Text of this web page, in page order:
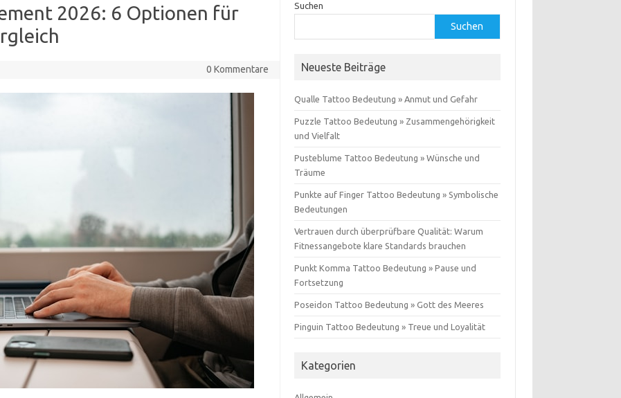
2026: 6 Optionen für
0 Kommentare
Suchen
Suchen
Neueste Beiträge
Qualle Tattoo Bedeutung » Anmut und Gefahr
Puzzle Tattoo Bedeutung » Zusammengehörigkeit
und Vielfalt
Pusteblume Tattoo Bedeutung » Wünsche und
Träume
Punkte auf Finger Tattoo Bedeutung » Symbolische
Bedeutungen
Vertrauen durch überprüfbare Qualität: Warum
Fitnessangebote klare Standards brauchen
Punkt Komma Tattoo Bedeutung » Pause und
Fortsetzung
Poseidon Tattoo Bedeutung » Gott des Meeres
Pinguin Tattoo Bedeutung » Treue und Loyalität
Kategorien